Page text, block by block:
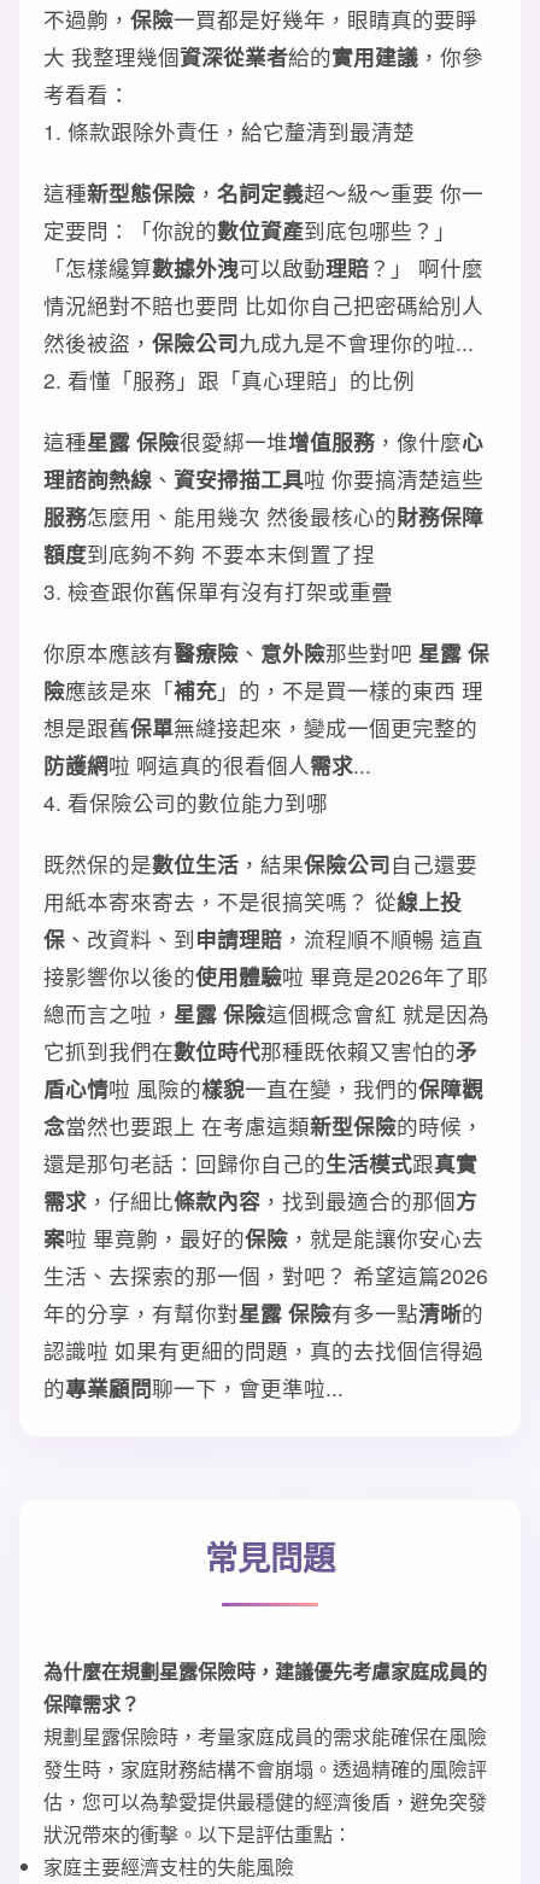
不過齁， 保險一買都是好幾年，眼睛真的要睜
大 我整理幾個資深從業者給的實用建議 ，你參
考看看：
1. 條款跟除外責任，給它釐清到最清楚
這種新型態保險 ， 名詞定義超～級～重要 你一
定要問：「你說的數位資產到底包哪些？」
「怎樣纔算數據外洩可以啟動理賠？」 啊什麼
情況絕對不賠也要問 比如你自己把密碼給別人
然後被盜， 保險公司九成九是不會理你的啦...
2. 看懂「服務」跟「真心理賠」的比例
這種星露 保險很愛綁一堆增值服務 ，像什麼心
理諮詢熱線 、 資安掃描工具啦 你要搞清楚這些
服務怎麼用、能用幾次 然後最核心的財務保障
額度到底夠不夠 不要本末倒置了捏
3. 檢查跟你舊保單有沒有打架或重疊
你原本應該有醫療險 、 意外險那些對吧 星露 保
險應該是來「補充」的，不是買一樣的東西 理
想是跟舊保單無縫接起來，變成一個更完整的
防護網啦 啊這真的很看個人需求...
4. 看保險公司的數位能力到哪
既然保的是數位生活 ，結果保險公司自己還要
用紙本寄來寄去，不是很搞笑嗎？ 從線上投
保 、改資料、到申請理賠 ，流程順不順暢 這直
接影響你以後的使用體驗啦 畢竟是2026年了耶
總而言之啦， 星露 保險這個概念會紅 就是因為
它抓到我們在數位時代那種既依賴又害怕的矛
盾心情啦 風險的樣貌一直在變，我們的保障觀
念當然也要跟上 在考慮這類新型保險的時候，
還是那句老話：回歸你自己的生活模式跟真實
需求 ，仔細比條款內容 ，找到最適合的那個方
案啦 畢竟齁，最好的保險 ，就是能讓你安心去
生活、去探索的那一個，對吧？ 希望這篇2026
年的分享，有幫你對星露 保險有多一點清晰的
認識啦 如果有更細的問題，真的去找個信得過
的專業顧問聊一下，會更準啦...
常見問題
為什麼在規劃星露保險時，建議優先考慮家庭成員的
保障需求？
規劃星露保險時，考量家庭成員的需求能確保在風險
發生時，家庭財務結構不會崩塌。透過精確的風險評
估，您可以為摯愛提供最穩健的經濟後盾，避免突發
狀況帶來的衝擊。以下是評估重點：
家庭主要經濟支柱的失能風險